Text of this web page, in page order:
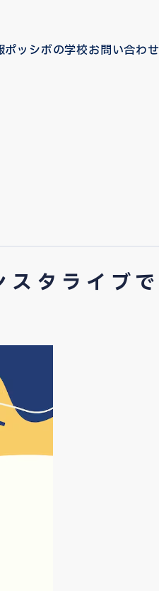
ポッシボの学校お問い合わせ
タライブで